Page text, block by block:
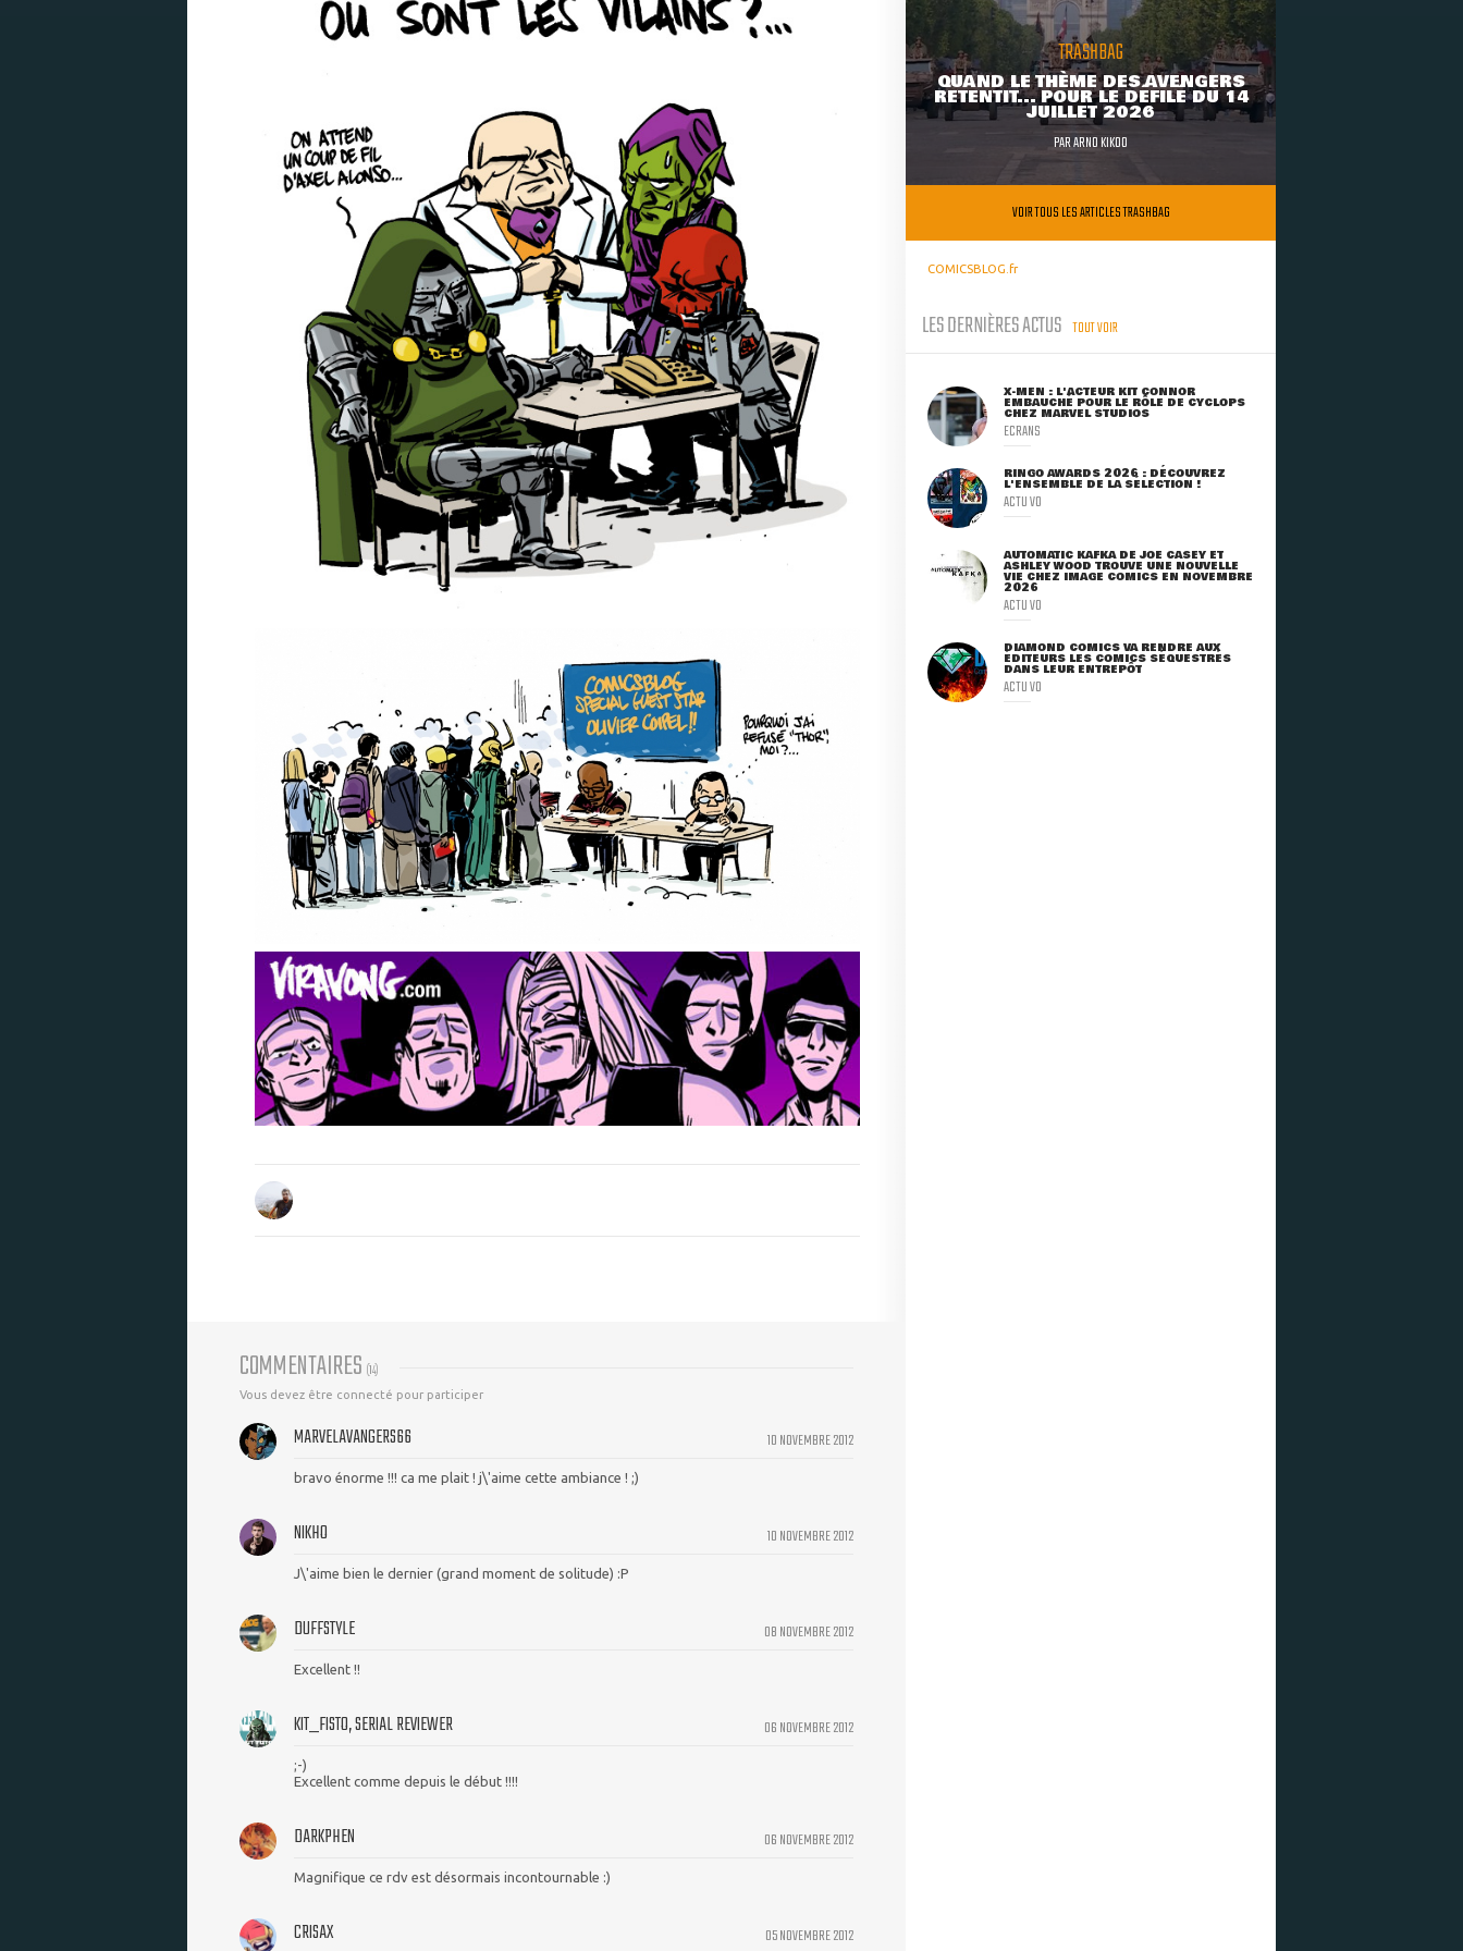
COMMENTAIRES (14)
Vous devez être connecté pour participer
10 NOVEMBRE 2012
MARVELAVANGERS66
bravo énorme !!! ca me plait ! j\'aime cette ambiance ! ;)
10 NOVEMBRE 2012
NIKHO
J\'aime bien le dernier (grand moment de solitude) :P
08 NOVEMBRE 2012
DUFFSTYLE
Excellent !!
06 NOVEMBRE 2012
KIT_FISTO, SERIAL REVIEWER
;-)
Excellent comme depuis le début !!!!
06 NOVEMBRE 2012
DARKPHEN
Magnifique ce rdv est désormais incontournable :)
05 NOVEMBRE 2012
CRISAX
TRASHBAG
QUAND LE THÈME DES AVENGERS
RETENTIT... POUR LE DÉFILÉ DU 14
JUILLET 2026
PARARNO KIKOO
VOIR TOUS LES ARTICLES TRASHBAG
COMICSBLOG.fr
LES DERNIÈRES ACTUS TOUT VOIR
X-MEN : L'ACTEUR KIT CONNOR
EMBAUCHÉ POUR LE RÔLE DE CYCLOPS
CHEZ MARVEL STUDIOS
ECRANS
RINGO AWARDS 2026 : DÉCOUVREZ
L'ENSEMBLE DE LA SÉLECTION !
ACTU VO
AUTOMATIC KAFKA DE JOE CASEY ET
ASHLEY WOOD TROUVE UNE NOUVELLE
VIE CHEZ IMAGE COMICS EN NOVEMBRE
2026
ACTU VO
DIAMOND COMICS VA RENDRE AUX
ÉDITEURS LES COMICS SÉQUESTRÉS
DANS LEUR ENTREPÔT
ACTU VO